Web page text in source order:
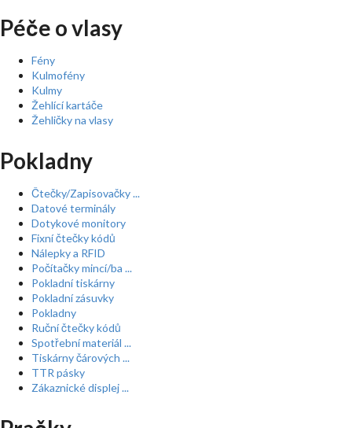
Péče o vlasy
Fény
Kulmofény
Kulmy
Žehlící kartáče
Žehličky na vlasy
Pokladny
Čtečky/Zapisovačky ...
Datové terminály
Dotykové monitory
Fixní čtečky kódů
Nálepky a RFID
Počítačky mincí/ba ...
Pokladní tiskárny
Pokladní zásuvky
Pokladny
Ruční čtečky kódů
Spotřební materiál ...
Tiskárny čárových ...
TTR pásky
Zákaznické displej ...